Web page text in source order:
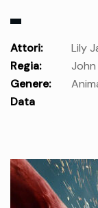
Attori: Lily
Ramakrishnan,
Jason Sudeikis,
Anna Cathcart
Regia:
John
Genere:
Data